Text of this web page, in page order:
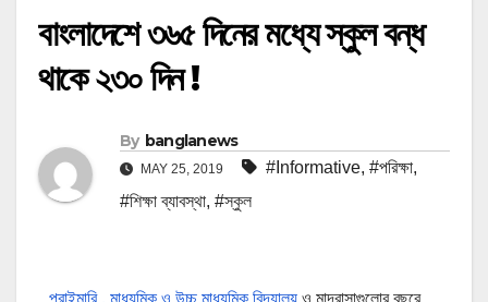
বাংলাদেশে ৩৬৫ দিনের মধ্যে স্কুল বন্ধ
থাকে ২৩০ দিন !
By banglanews
MAY 25, 2019 #Informative, #পরিক্ষা,
#শিক্ষা ব্যাবস্থা, #স্কুল
প্রাইমারি , মাধ্যমিক ও উচ্চ মাধ্যমিক বিদ্যালয় ও মাদ্রাসাগুলোর বছরে